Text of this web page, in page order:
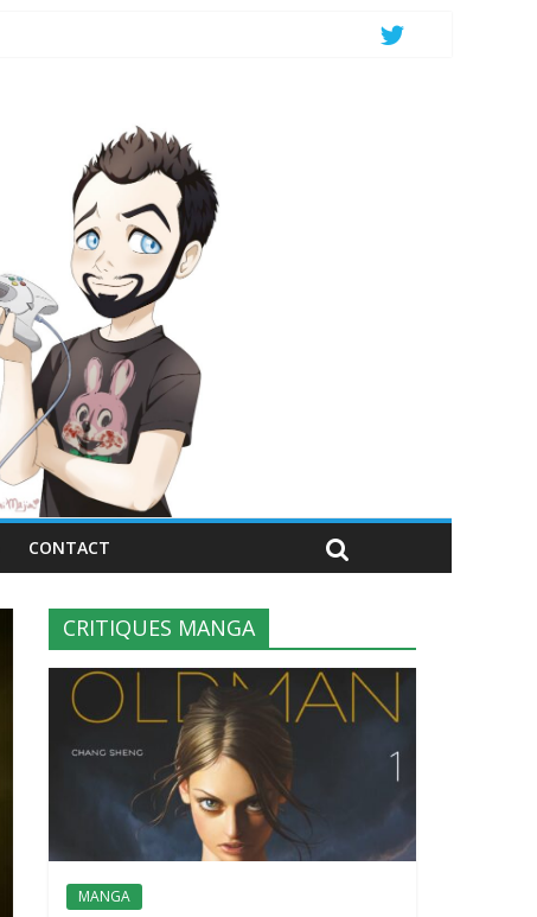
CONTACT
CRITIQUES MANGA
MANGA